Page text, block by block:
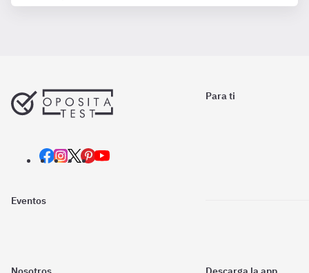
Para ti
Eventos